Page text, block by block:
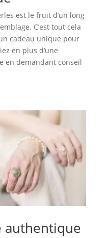
est le fruit d’un long
C’est tout cela
cadeau unique pour
en plus d’une
en demandant conseil
authentique